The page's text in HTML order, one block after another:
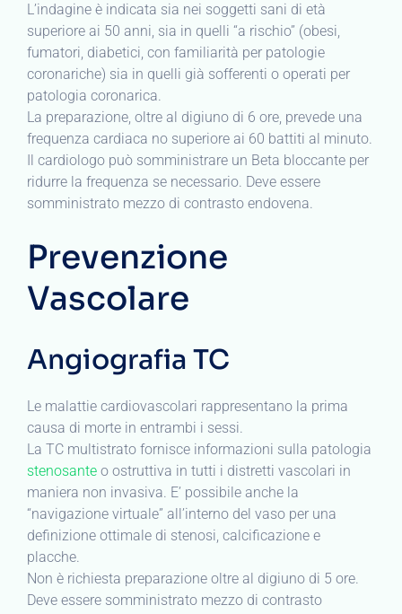
L’indagine è indicata sia nei soggetti sani di età
superiore ai 50 anni, sia in quelli “a rischio” (obesi,
fumatori, diabetici, con familiarità per patologie
coronariche) sia in quelli già sofferenti o operati per
patologia coronarica.
La preparazione, oltre al digiuno di 6 ore, prevede una
frequenza cardiaca no superiore ai 60 battiti al minuto.
Il cardiologo può somministrare un Beta bloccante per
ridurre la frequenza se necessario. Deve essere
somministrato mezzo di contrasto endovena.
Prevenzione
Vascolare
Angiografia TC
Le malattie cardiovascolari rappresentano la prima
causa di morte in entrambi i sessi.
La TC multistrato fornisce informazioni sulla patologia
stenosante o ostruttiva in tutti i distretti vascolari in
maniera non invasiva. E’ possibile anche la
“navigazione virtuale” all’interno del vaso per una
definizione ottimale di stenosi, calcificazione e
placche.
Non è richiesta preparazione oltre al digiuno di 5 ore.
Deve essere somministrato mezzo di contrasto